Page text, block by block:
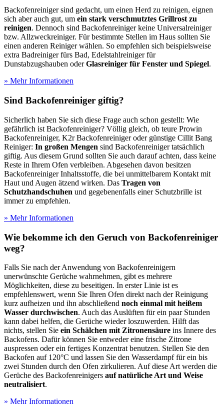
Backofenreiniger sind gedacht, um einen Herd zu reinigen, eignen
sich aber auch gut, um ein stark verschmutztes Grillrost zu
reinigen. Dennoch sind Backofenreiniger keine Universalreiniger
bzw. Allzweckreiniger. Für bestimmte Stellen im Haus sollten Sie
einen anderen Reiniger wählen. So empfehlen sich beispielsweise
extra Badreiniger fürs Bad, Edelstahlreiniger für
Dunstabzugshauben oderGlasreiniger für Fenster und Spiegel.
» Mehr Informationen
Sind Backofenreiniger giftig?
Sicherlich haben Sie sich diese Frage auch schon gestellt: Wie
gefährlich ist Backofenreiniger? Völlig gleich, ob teure Prowin
Backofenreiniger, K2r Backofenreiniger oder günstige Cillit Bang
Reiniger: In großen Mengen sind Backofenreiniger tatsächlich
giftig. Aus diesem Grund sollten Sie auch darauf achten, dass keine
Reste in Ihrem Ofen verbleiben. Abgesehen davon besitzen
Backofenreiniger Inhaltsstoffe, die bei unmittelbarem Kontakt mit
Haut und Augen ätzend wirken. Das Tragen von
Schutzhandschuhen und gegebenenfalls einer Schutzbrille ist
immer zu empfehlen.
» Mehr Informationen
Wie bekomme ich den Geruch von Backofenreiniger
weg?
Falls Sie nach der Anwendung von Backofenreinigern
unerwünschte Gerüche wahrnehmen, gibt es mehrere
Möglichkeiten, diese zu beseitigen. In erster Linie ist es
empfehlenswert, wenn Sie Ihren Ofen direkt nach der Reinigung
kurz aufheizen und ihn abschließend noch einmal mit heißem
Wasser durchwischen. Auch das Auslüften für ein paar Stunden
kann dabei helfen, die Gerüche wieder loszuwerden. Hilft das
nichts, stellen Sie ein Schälchen mit Zitronensäure ins Innere des
Backofens. Dafür können Sie entweder eine frische Zitrone
auspressen oder ein fertiges Konzentrat benutzen. Stellen Sie den
Backofen auf 120°C und lassen Sie den Wasserdampf für ein bis
zwei Stunden durch den Ofen zirkulieren. Auf diese Art werden die
Gerüche des Backofenreinigers auf natürliche Art und Weise
neutralisiert.
» Mehr Informationen